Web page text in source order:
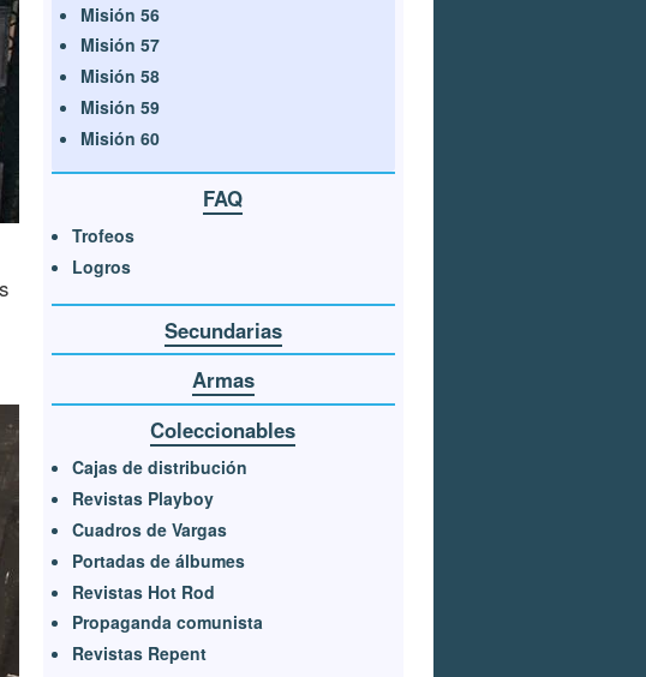
Misión 56
Misión 57
Misión 58
Misión 59
Misión 60
FAQ
Trofeos
Logros
Secundarias
Armas
Coleccionables
Cajas de distribución
Revistas Playboy
Cuadros de Vargas
Portadas de álbumes
Revistas Hot Rod
Propaganda comunista
Revistas Repent